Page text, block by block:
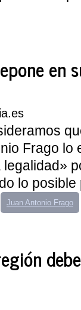
en
Frago lo
lo posible
Juan Antonio Frago